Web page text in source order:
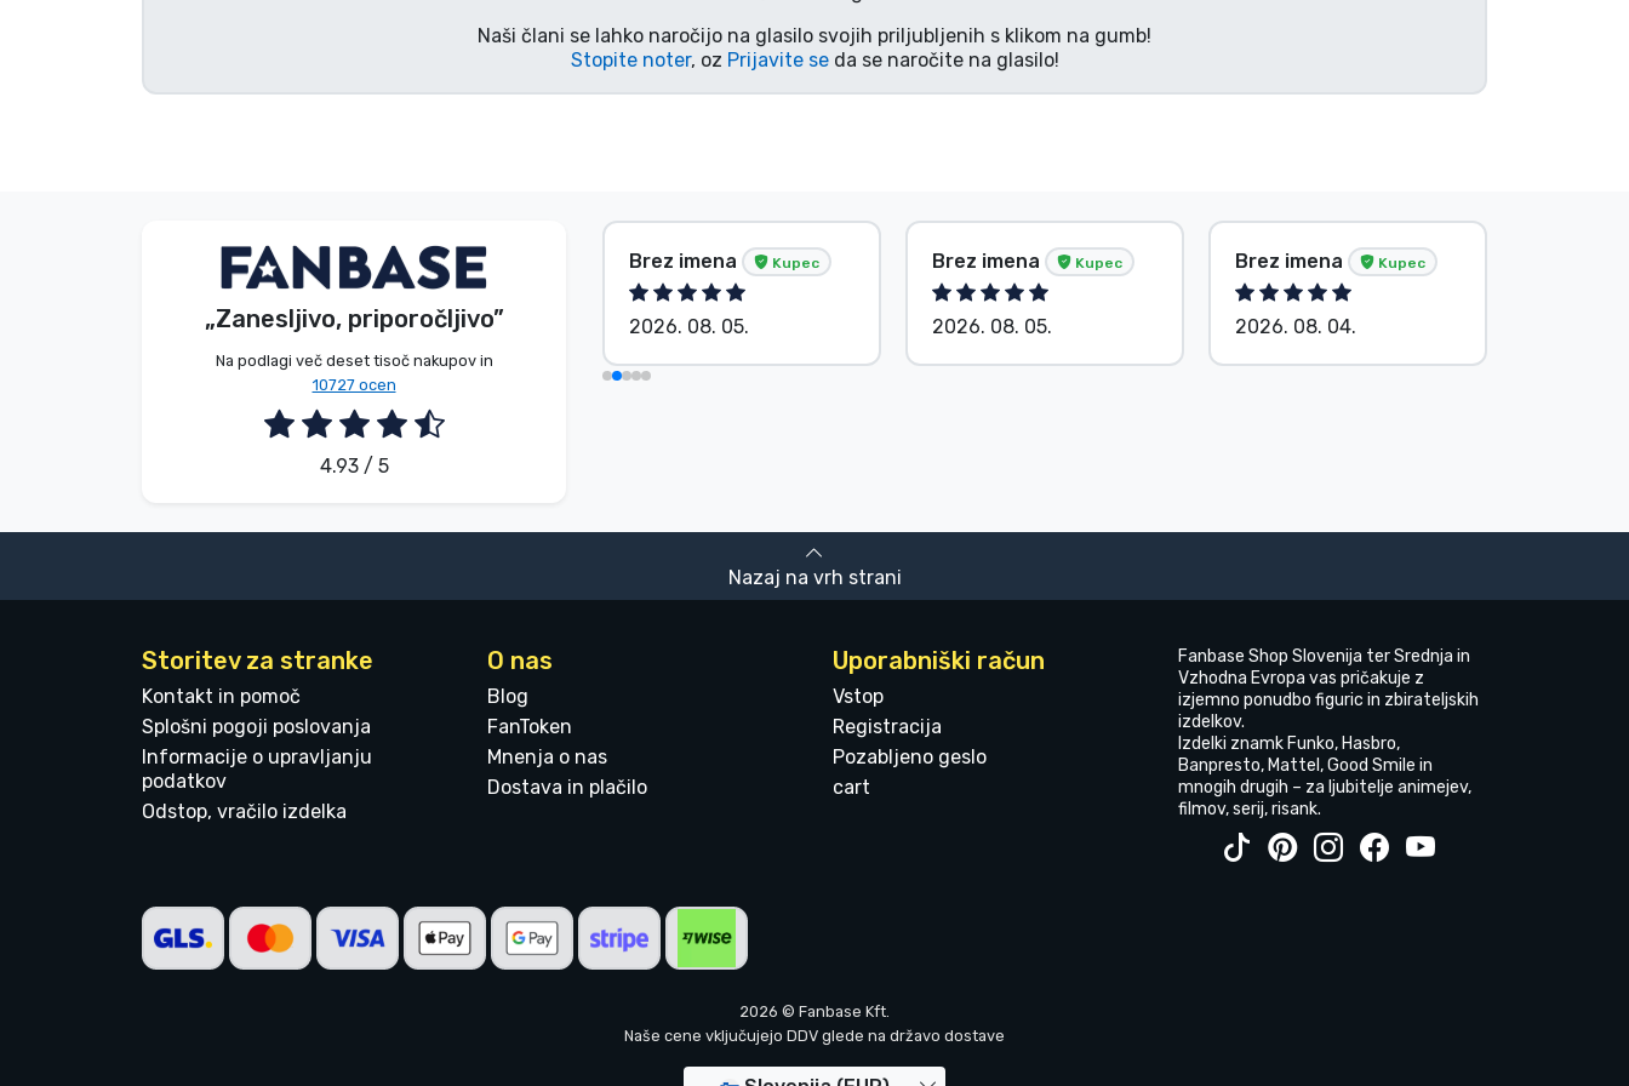
Naši člani se lahko naročijo na glasilo svojih priljubljenih s klikom na gumb!
Stopite noter, oz Prijavite seda se naročite na glasilo!
„Zanesljivo, priporočljivo”
Na podlagi več deset tisoč nakupov in
10727 ocen
4.93 / 5
E. Hipságh Kupec
2026. 08. 06.
Brez imena Kupec
2026. 08. 05.
Brez imena Kupec
2026. 08. 05.
Brez imena Kupec
2026. 08. 04.
Nazaj na vrh strani
Storitev za stranke
Kontakt in pomoč
Splošni pogoji poslovanja
Informacije o upravljanju
podatkov
Odstop, vračilo izdelka
O nas
Blog
FanToken
Mnenja o nas
Dostava in plačilo
Uporabniški račun
Vstop
Registracija
Pozabljeno geslo
cart
Fanbase Shop Slovenija ter Srednja in
Vzhodna Evropa vas pričakuje z
izjemno ponudbo figuric in zbirateljskih
izdelkov.
Izdelki znamk Funko, Hasbro,
Banpresto, Mattel, Good Smile in
mnogih drugih – za ljubitelje animejev,
filmov, serij, risank.
2026 © Fanbase Kft.
Naše cene vključujejo DDV glede na državo dostave